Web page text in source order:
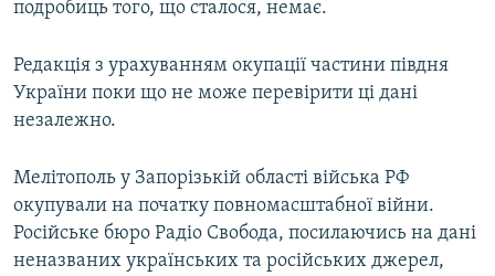
подробиць того, що сталося, немає.
Редакція з урахуванням окупації частини півдня
України поки що не може перевірити ці дані
незалежно.
Мелітополь у Запорізькій області війська РФ
окупували на початку повномасштабної війни.
Російське бюро Радіо Свобода, посилаючись на дані
неназваних українських та російських джерел,